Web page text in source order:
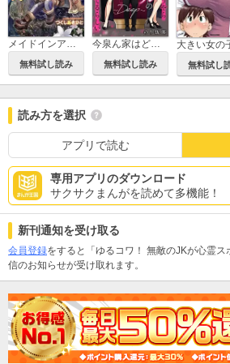
メイドインアビス
無料試し読み
今泉ん家はどうやらギャルの溜まり場になってるらしい～DEEP～
無料試し読み 無料試し
読み方を選択
アプリで読む
専用アプリのダウンロード
サクサクまんがを読めて多機能！
新刊通知を受け取る
会員登録をすると「ゆるコワ！ 無敵のJKが心霊
信のお知らせが受け取れます。